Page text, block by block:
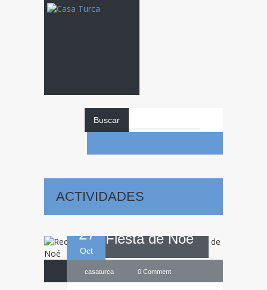
Buscar
ACTIVIDADES
27
Oct
Recitalde Ney
y celebración de la
Fiesta de Noé
casaturca 0 Comment